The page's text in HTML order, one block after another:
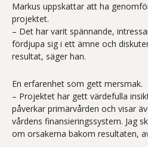
Markus uppskattar att ha
projektet.
– Det har varit spännande,
fördjupa sig i ett ämne och
resultat, säger han.
En erfarenhet som gett mersmak.
– Projektet har gett värdefulla
påverkar primärvården och visar
vårdens finansieringssystem. Jag
om orsakerna bakom resultaten,